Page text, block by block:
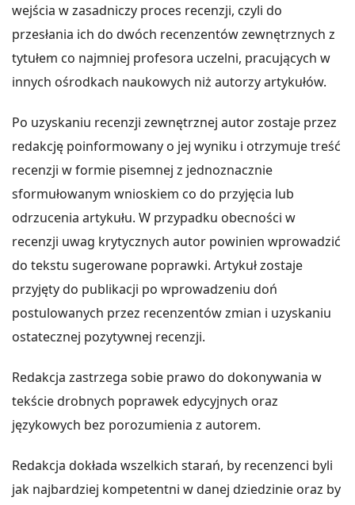
wejścia w zasadniczy proces recenzji, czyli do
przesłania ich do dwóch recenzentów zewnętrznych z
tytułem co najmniej profesora uczelni, pracujących w
innych ośrodkach naukowych niż autorzy artykułów.
Po uzyskaniu recenzji zewnętrznej autor zostaje przez
redakcję poinformowany o jej wyniku i otrzymuje treść
recenzji w formie pisemnej z jednoznacznie
sformułowanym wnioskiem co do przyjęcia lub
odrzucenia artykułu. W przypadku obecności w
recenzji uwag krytycznych autor powinien wprowadzić
do tekstu sugerowane poprawki. Artykuł zostaje
przyjęty do publikacji po wprowadzeniu doń
postulowanych przez recenzentów zmian i uzyskaniu
ostatecznej pozytywnej recenzji.
Redakcja zastrzega sobie prawo do dokonywania w
tekście drobnych poprawek edycyjnych oraz
językowych bez porozumienia z autorem.
Redakcja dokłada wszelkich starań, by recenzenci byli
jak najbardziej kompetentni w danej dziedzinie oraz by